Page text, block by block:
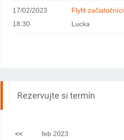
17/02/2023
18:30
Flyfit začiatočníci
Lucka
Rezervujte si termín
<< feb 2023